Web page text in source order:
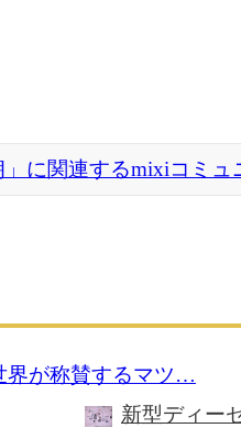
」に関連するmixiコミ
界が称賛するマツ…
新型ディー